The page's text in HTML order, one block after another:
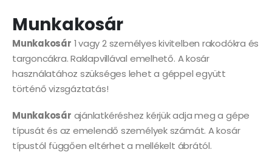
Munkakosár
Munkakosár 1 vagy 2 személyes kivitelben rakodókra és
targoncákra. Raklapvillával emelhető. A kosár
használatához szükséges lehet a géppel együtt
történő vizsgáztatás!
Munkakosár ajánlatkéréshez kérjük adja meg a gépe
típusát és az emelendő személyek számát. A kosár
típustól függően eltérhet a mellékelt ábrától.